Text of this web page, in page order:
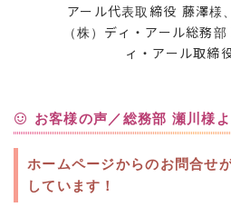
アール代表取締役 藤澤様
（株）ディ・アール総務
ィ・アール取締
お客様の声／総務部 瀬川様よ
ホームページからのお問合せ
しています！